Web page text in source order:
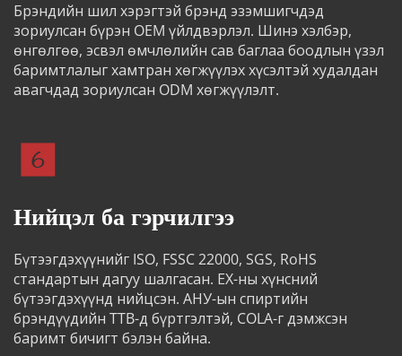
Брэндийн шил хэрэгтэй брэнд эзэмшигчдэд
зориулсан бүрэн OEM үйлдвэрлэл. Шинэ хэлбэр,
өнгөлгөө, эсвэл өмчлөлийн сав баглаа боодлын үзэл
баримтлалыг хамтран хөгжүүлэх хүсэлтэй худалдан
авагчдад зориулсан ODM хөгжүүлэлт.
Нийцэл ба гэрчилгээ
Бүтээгдэхүүнийг ISO, FSSC 22000, SGS, RoHS
стандартын дагуу шалгасан. ЕХ-ны хүнсний
бүтээгдэхүүнд нийцсэн. АНУ-ын спиртийн
брэндүүдийн TTB-д бүртгэлтэй, COLA-г дэмжсэн
баримт бичигт бэлэн байна.